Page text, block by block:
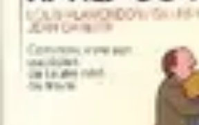
Ecommerçants France
Fidélisation et expérience clientService Client
marketingPlateformes e-commerce
Ecommerçants France